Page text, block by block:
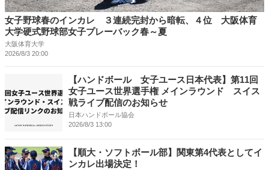
女子野球春のインカレ ３連続完封から暗転、４位 大阪体育
大学硬式野球部女子プレーバック春～夏
大阪体育大学
2026/8/3 20:00
【ハンドボール 女子ユース日本代表】第11回
女子ユース世界選手権 メインラウンド スイス
戦ライブ配信のお知らせ
日本ハンドボール協会
2026/8/3 13:00
【順大・ソフトボール部】関東第4代表としてイ
ンカレ出場決定！